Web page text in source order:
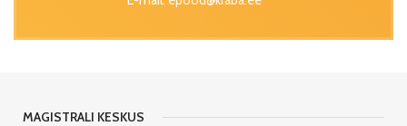
MAGISTRALI KESKUS